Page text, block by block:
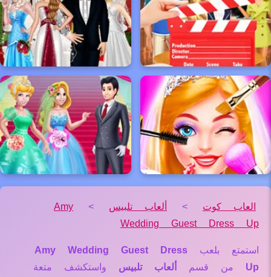
العاب كوت > ألعاب تلبيس >
Amy
Wedding Guest Dress Up
استمتع بلعب Amy Wedding Guest Dress
Up من قسم ألعاب تلبيس واستكشف متعة